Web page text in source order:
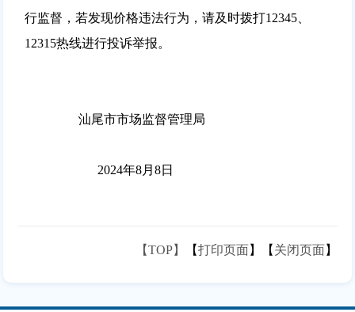
行监督，若发现价格违法行为，请及时拨打12345、
12315热线进行投诉举报。
汕尾市市场监督管理局
2024年8月8日
【TOP】 【打印页面】【 关闭页面】